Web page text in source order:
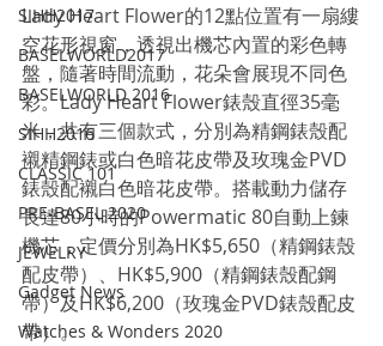
SIHH2017
BASELWORLD2017
BASELWORLD 2016
SIHH2016
CLASSIC 101
PRE-BASEL 2020
JEWELRY
Gadget News
Watches & Wonders 2020
Lady Heart Flower的12點位置有一扇縷
空花形視窗，透視出機芯內置的彩色轉
盤，隨著時間流動，花朵會展現不同色
彩。Lady Heart Flower錶殼直徑35毫
米，共有三個款式，分別為精鋼錶殼配
襯精鋼錶或白色暗花皮帶及玫瑰金PVD
錶殼配襯白色暗花皮帶。搭載動力儲存
長達80小時的Powermatic 80自動上鍊
機芯，定價分別為HK$5,650（精鋼錶殼
配皮帶）、HK$5,900（精鋼錶殼配鋼
帶）及HK$6,200（玫瑰金PVD錶殼配皮
帶）。